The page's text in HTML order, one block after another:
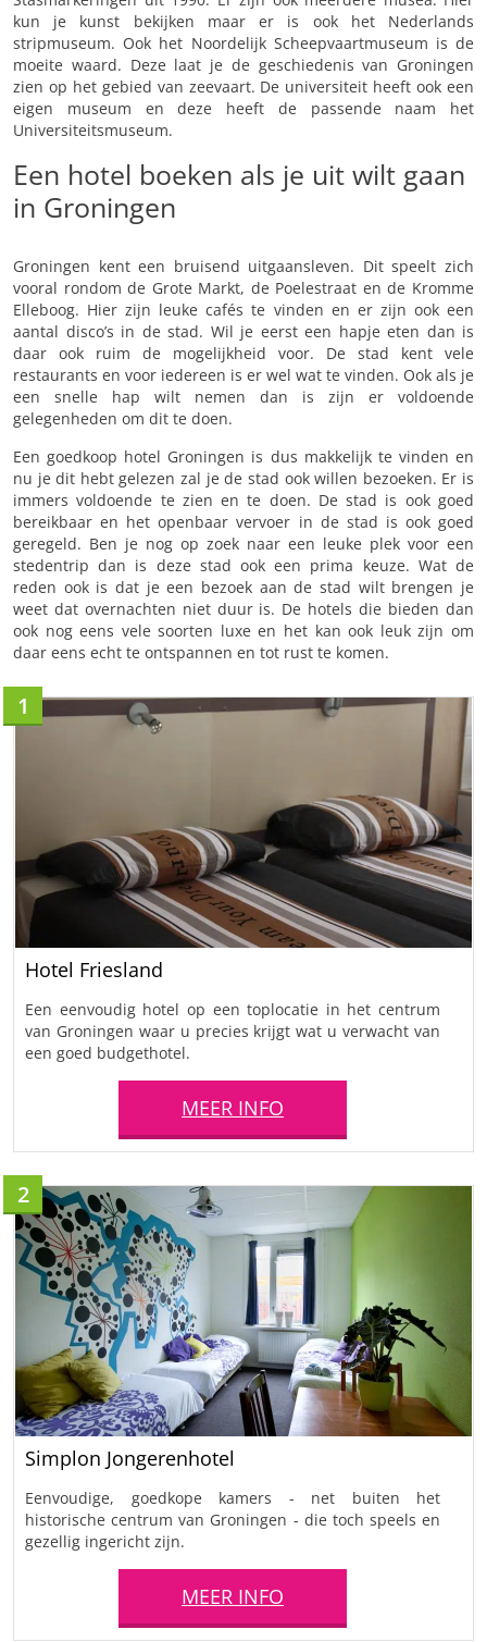
kun je kunst bekijken maar er is ook het Nederlands
stripmuseum. Ook het Noordelijk Scheepvaartmuseum is de
moeite waard. Deze laat je de geschiedenis van Groningen
zien op het gebied van zeevaart. De universiteit heeft ook een
eigen museum en deze heeft de passende naam het
Universiteitsmuseum.
Een hotel boeken als je uit wilt gaan
in Groningen
Groningen kent een bruisend uitgaansleven. Dit speelt zich
vooral rondom de Grote Markt, de Poelestraat en de Kromme
Elleboog. Hier zijn leuke cafés te vinden en er zijn ook een
aantal disco’s in de stad. Wil je eerst een hapje eten dan is
daar ook ruim de mogelijkheid voor. De stad kent vele
restaurants en voor iedereen is er wel wat te vinden. Ook als je
een snelle hap wilt nemen dan is zijn er voldoende
gelegenheden om dit te doen.
Een goedkoop hotel Groningen is dus makkelijk te vinden en
nu je dit hebt gelezen zal je de stad ook willen bezoeken. Er is
immers voldoende te zien en te doen. De stad is ook goed
bereikbaar en het openbaar vervoer in de stad is ook goed
geregeld. Ben je nog op zoek naar een leuke plek voor een
stedentrip dan is deze stad ook een prima keuze. Wat de
reden ook is dat je een bezoek aan de stad wilt brengen je
weet dat overnachten niet duur is. De hotels die bieden dan
ook nog eens vele soorten luxe en het kan ook leuk zijn om
daar eens echt te ontspannen en tot rust te komen.
1
Hotel Friesland
Een eenvoudig hotel op een toplocatie in het centrum
van Groningen waar u precies krijgt wat u verwacht van
een goed budgethotel.
MEER INFO
2
Simplon Jongerenhotel
Eenvoudige, goedkope kamers - net buiten het
historische centrum van Groningen - die toch speels en
gezellig ingericht zijn.
MEER INFO